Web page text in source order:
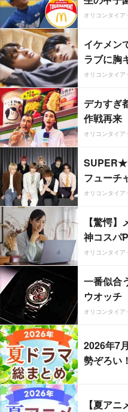
オリコンタイア
イケメン
ラブに胸
オリコンタイア
デカすぎ
作戦再来
オリコンタイア
フューチ
オリコンタイア
【驚愕
神コスパ
オリコンタイア
一番似合
ウオッチ
オリコンタイア
2026年7
勢ぞろい！
【夏ア